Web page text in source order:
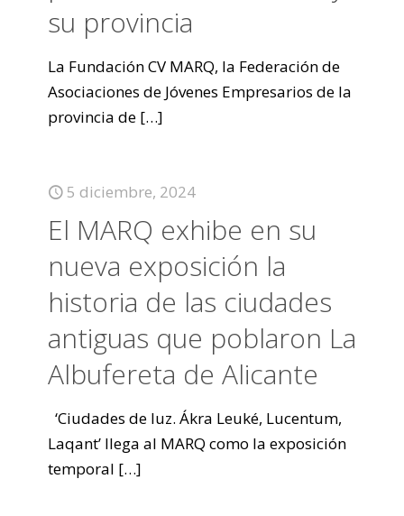
su provincia
La Fundación CV MARQ, la Federación de
Asociaciones de Jóvenes Empresarios de la
provincia de […]
5 diciembre, 2024
El MARQ exhibe en su
nueva exposición la
historia de las ciudades
antiguas que poblaron La
Albufereta de Alicante
‘Ciudades de luz. Ákra Leuké, Lucentum,
Laqant’ llega al MARQ como la exposición
temporal […]